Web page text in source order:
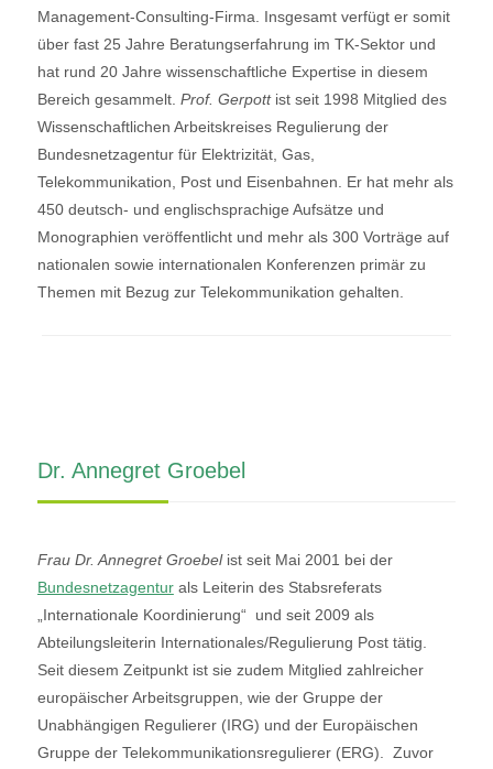
Management-Consulting-Firma. Insgesamt verfügt er somit
über fast 25 Jahre Beratungserfahrung im TK-Sektor und
hat rund 20 Jahre wissenschaftliche Expertise in diesem
Bereich gesammelt. Prof. Gerpottist seit 1998 Mitglied des
Wissenschaftlichen Arbeitskreises Regulierung der
Bundesnetzagentur für Elektrizität, Gas,
Telekommunikation, Post und Eisenbahnen. Er hat mehr als
450 deutsch- und englischsprachige Aufsätze und
Monographien veröffentlicht und mehr als 300 Vorträge auf
nationalen sowie internationalen Konferenzen primär zu
Themen mit Bezug zur Telekommunikation gehalten.
Dr. Annegret Groebel
Frau Dr. Annegret Groebelist seit Mai 2001 bei der
Bundesnetzagenturals Leiterin des Stabsreferats
„Internationale Koordinierung“ und seit 2009 als
Abteilungsleiterin Internationales/Regulierung Post tätig.
Seit diesem Zeitpunkt ist sie zudem Mitglied zahlreicher
europäischer Arbeitsgruppen, wie der Gruppe der
Unabhängigen Regulierer (IRG) und der Europäischen
Gruppe der Telekommunikationsregulierer (ERG). Zuvor